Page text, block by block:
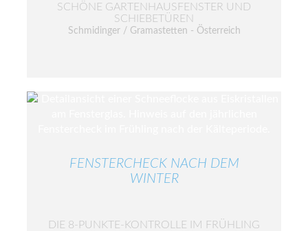
SCHÖNE GARTENHAUSFENSTER UND
SCHIEBETÜREN
Schmidinger / Gramastetten - Österreich
FENSTERCHECK NACH DEM
WINTER
DIE 8-PUNKTE-KONTROLLE IM FRÜHLING